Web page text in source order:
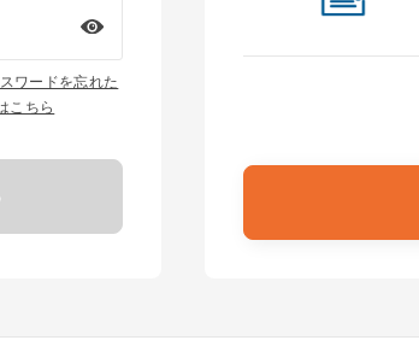
ワードを忘れた
こちら